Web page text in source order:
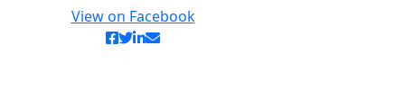
View on Facebook